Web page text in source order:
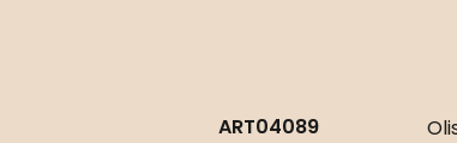
ART04089